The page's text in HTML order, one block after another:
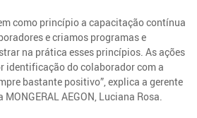
como princípio a capacitação contínua
e criamos programas e
na prática esses princípios. As ações
identificação do colaborador com a
bastante positivo”, explica a gerente
AEGON, Luciana Rosa.